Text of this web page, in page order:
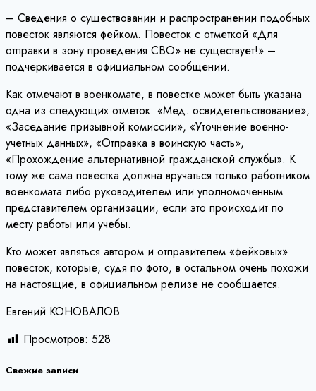
– Сведения о существовании и распространении подобных
повесток являются фейком. Повесток с отметкой «Для
отправки в зону проведения СВО» не существует!» –
подчеркивается в официальном сообщении.
Как отмечают в военкомате, в повестке может быть указана
одна из следующих отметок: «Мед. освидетельствование»,
«Заседание призывной комиссии», «Уточнение военно-
учетных данных», «Отправка в воинскую часть»,
«Прохождение альтернативной гражданской службы». К
тому же сама повестка должна вручаться только работником
военкомата либо руководителем или уполномоченным
представителем организации, если это происходит по
месту работы или учебы.
Кто может являться автором и отправителем «фейковых»
повесток, которые, судя по фото, в остальном очень похожи
на настоящие, в официальном релизе не сообщается.
Евгений КОНОВАЛОВ
Просмотров: 528
Свежие записи